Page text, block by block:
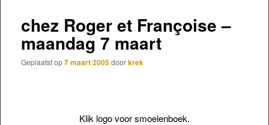
chez Roger et Françoise –
maandag 7 maart
Geplaatst op7 maart 2005doorkrek
Klik logo voor smoelenboek.